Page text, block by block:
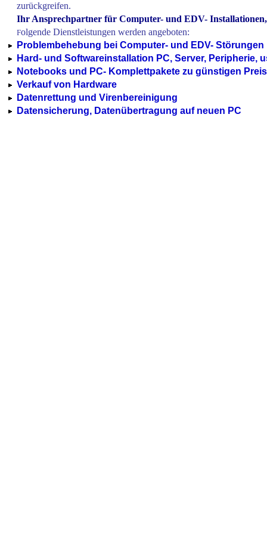
zurückgreifen.
Ihr Ansprechpartner für Computer- und EDV-
Folgende Dienstleistungen werden angeboten:
Problembehebung bei Computer- und EDV- Störungen
Hard- und Softwareinstallation PC, Server, Peripherie,
Notebooks und PC- Komplettpakete zu günstigen
Verkauf von Hardware
Datenrettung und Virenbereinigung
Datensicherung, Datenübertragung auf neuen PC